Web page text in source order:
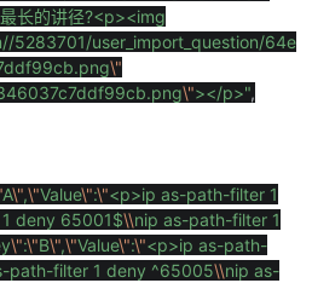
最长的讲径?<p><img
5283701/user_import_question/64e
\"
\"></p>",
A\",\"Value\":\"<p>ip as-path-filter 1
deny 65001$\\nip as-path-filter 1
\":\"B\",\"Value\":\"<p>ip as-path-
path-filter 1 deny ^65005\\nip as-